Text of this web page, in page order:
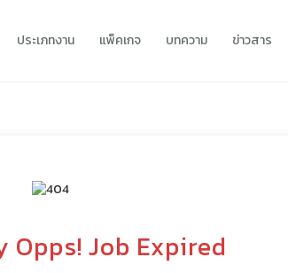
ประเภทงาน แพ็คเกจ บทความ ข่าวสาร
Opps! Job Expired